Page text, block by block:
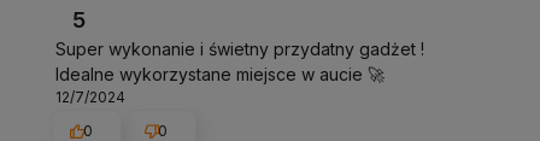
5
Super wykonanie i świetny przydatny gadżet !
Idealne wykorzystane miejsce w aucie 🚀
12/7/2024
0
0